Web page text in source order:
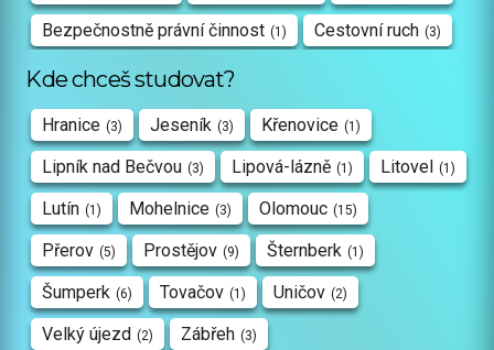
Bezpečnostně právní činnost (1) Cestovní ruch (3)
Chovatelství (1) Cukrář
Dopravní prostředky (1)
Ekologie a životní prostředí
Ekonomika a podnikání (3) Elektrikář
Elektrikář – silnoproud
Elektromechanik pro zařízení a stroje
Elektrotechnika (7) Fotograf
Kde chceš studovat?
Hranice (3) Jeseník (3) Křenovice (1)
Lipník nad Bečvou (3) Lipová-lázně (1) Litovel (1)
Lutín (1) Mohelnice (3) Olomouc (15)
Přerov (5) Prostějov (9) Šternberk (1)
Šumperk (6) Tovačov (1) Uničov (2)
Velký újezd (2) Zábřeh (3)